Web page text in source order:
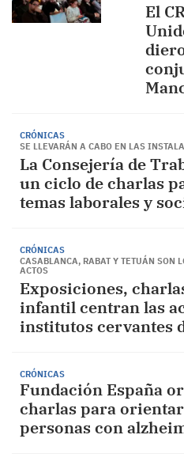
El
CRÓNICAS
SE LLEVARÁN A CABO EN LAS
La Consejería de
un ciclo de charlas
temas laborales y
CRÓNICAS
CASABLANCA, RABAT Y TETUÁN SON
ACTOS
Exposiciones,
infantil centran las
institutos cervantes
CRÓNICAS
Fundación España
charlas para
personas con